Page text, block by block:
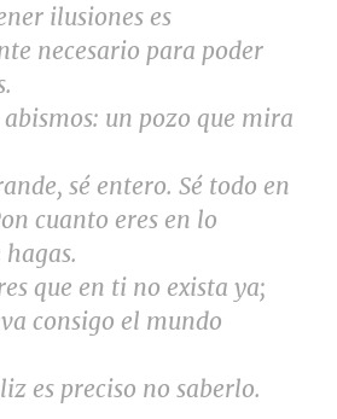
ilusiones es
necesario para poder
abismos: un pozo que mira
sé entero. Sé todo en
cuanto eres en lo
que en ti no exista ya;
consigo el mundo
es preciso no saberlo.